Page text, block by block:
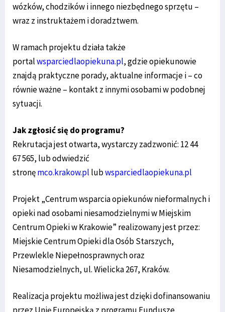
wózków, chodzików i innego niezbędnego sprzętu –
wraz z instruktażem i doradztwem.
W ramach projektu działa także
portalwsparciedlaopiekuna.pl, gdzie opiekunowie
znajdą praktyczne porady, aktualne informacje i – co
równie ważne – kontakt z innymi osobami w podobnej
sytuacji.
Jak zgłosić się do programu?
Rekrutacja jest otwarta, wystarczy zadzwonić: 12 44
67 565, lub odwiedzić
stronęmco.krakow.pl lubwsparciedlaopiekuna.pl
Projekt „Centrum wsparcia opiekunów nieformalnych i
opieki nad osobami niesamodzielnymi w Miejskim
Centrum Opieki w Krakowie” realizowany jest przez:
Miejskie Centrum Opieki dla Osób Starszych,
Przewlekle Niepełnosprawnych oraz
Niesamodzielnych, ul. Wielicka 267, Kraków.
Realizacja projektu możliwa jest dzięki dofinansowaniu
przez Unię Europejską z programu Fundusze